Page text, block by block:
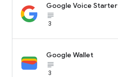
Google Voice Starter
subject_black
3
Google Wallet
subject_black
3